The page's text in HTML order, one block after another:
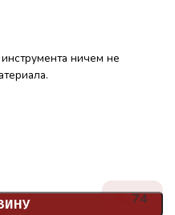
ничем не
74